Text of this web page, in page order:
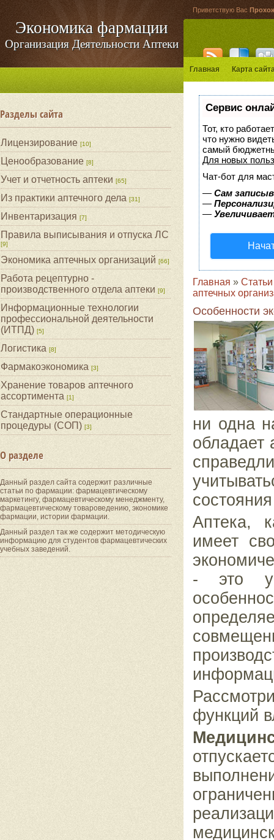
Экономика фармации
Организация Деятельности Аптеки
Разделы сайта
Лицензирование [10]
Ценообразование [8]
Учет и отчетность аптеки [65]
Из практики аптечного дела [31]
Инвентаризация [7]
Правила выписывания и отпуска ЛС
[9]
Экономика аптечных организаций [66]
Работа рецептурно -
производственного отдела аптеки [9]
Информационные технологии
профессиональной деятельности
(ИТПД) [5]
Логистика [8]
Фармакоэкономика [3]
Хранение товаров аптечного
ассортимента [1]
Стандартные операционные
процедуры (СОП) [3]
О разделе
Данный раздел сайта содержит различные
статьи по фармации: фармацевтическому
маркетингу, фармацевтическому менеджменту,
фармацевтическому товароведению, экономике
фармации, истории фармации.
Данный раздел так же содержит методическую
информацию для студентов фармацевтических
учебных заведений.
Приветствую Вас
Главная Карта
Сервис
Тот, кто
что нужно
самый
Для новых
Чат-бот для
— Сам
—
—
Главная » Статьи
аптечных
Особенности
ни одна
обладает
Аптека,
имеет
- это
осо
произ
функций
огра